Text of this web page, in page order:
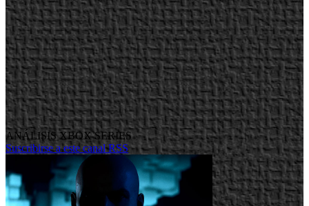
ANÁLISIS XBOX SERIES
Suscribirse a este canal RSS